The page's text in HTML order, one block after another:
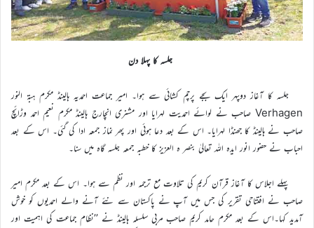
جلسہ کا پہلا دن
جلسہ کا آغاز دوپہر ایک بجے پرچم کشائی سے ہوا۔ امیر جماعت احمدیہ ہالینڈ مکرم ہبۃ النور
Verhagen صاحب نے لوائے احمدیت لہرایا اور مشنری انچارج ہالینڈ مکرم نعیم احمد وڑائچ
صاحب نے ہالینڈ کا جھنڈا لہرایا۔ اس کے بعد دعا ہوئی اور پھر نماز جمعہ ادا کی گئی۔ اس کے بعد
احباب نے حضور انور ایدہ اللہ تعالیٰ بنصر ہ العزیز کا خطبہ جمعہ جلسہ گاہ میں سنا۔
پہلے اجلاس کا آغاز قرآن کریم کی تلاوت مع ترجمہ اور نظم سے ہوا۔ اس کے بعد مکرم امیر
صاحب نے افتتاحی تقریر کی جس میں آپ نے پاکستان سے نئے آنے والے احمدیوں کو خوش
آمدید کہا۔اس کے بعد مکرم حامد کریم صاحب مربی سلسلہ ہالینڈ نے ’’نظام جماعت کی اہمیت اور